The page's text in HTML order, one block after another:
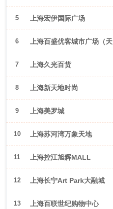
5 上海宏伊国际广场
6 上海百盛优客城市广场（天
山店）
7 上海久光百货
8 上海新天地时尚
9 上海美罗城
10 上海苏河湾万象天地
11 上海控江旭辉MALL
12 上海长宁Art Park大融城
13 上海百联世纪购物中心